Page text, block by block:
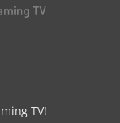
TV!